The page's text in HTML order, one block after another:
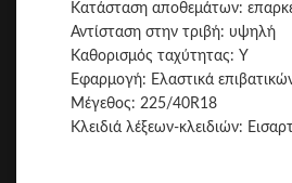
Κατάσταση αποθεμάτων:
Αντίσταση στην τριβή: υψηλή
Καθορισμός ταχύτητας: Y
Εφαρμογή: Ελαστικά
Μέγεθος: 225/40R18
Κλειδιά λέξεων-κλειδιών: